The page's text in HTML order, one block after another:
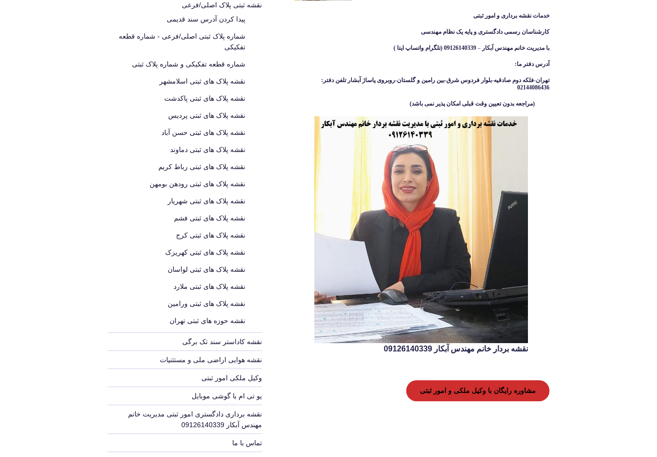
خدمات نقشه برداری و امور ثبتی
کارشناسان رسمی دادگستری و پایه یک نظام مهندسی
با مدیریت خانم مهندس آبکار – 09126140339 (تلگرام واتساپ ایتا )
آدرس دفتر ما:
تهران-فلکه دوم صادقیه-بلوار فردوس شرق-بین رامین و گلستان-روبروی پاساژ آبشار تلفن دفتر:
02144086436
(مراجعه بدون تعیین وقت قبلی امکان پذیر نمی باشد)
نقشه بردار خانم مهندس آبکار 09126140339
مشاوره رایگان با وکیل ملکی و امور ثبتی
نقشه ثبتی پلاک اصلی/فرعی
پیدا کردن آدرس سند قدیمی
شماره پلاک ثبتی اصلی/فرعی - شماره قطعه
تفکیکی
شماره قطعه تفکیکی و شماره پلاک ثبتی
نقشه پلاک های ثبتی اسلامشهر
نقشه پلاک های ثبتی پاکدشت
نقشه پلاک های ثبتی پردیس
نقشه پلاک های ثبتی حسن آباد
نقشه پلاک های ثبتی دماوند
نقشه پلاک های ثبتی رباط کریم
نقشه پلاک های ثبتی رودهن بومهن
نقشه پلاک های ثبتی شهریار
نقشه پلاک های ثبتی فشم
نقشه پلاک های ثبتی کرج
نقشه پلاک های ثبتی کهریزک
نقشه پلاک های ثبتی لواسان
نقشه پلاک های ثبتی ملارد
نقشه پلاک های ثبتی ورامین
نقشه حوزه های ثبتی تهران
نقشه کاداستر سند تک برگی
نقشه هوایی اراضی ملی و مستثنیات
وکیل ملکی امور ثبتی
یو تی ام با گوشی موبایل
نقشه برداری دادگستری امور ثبتی مدیریت خانم
مهندس آبکار 09126140339
تماس با ما